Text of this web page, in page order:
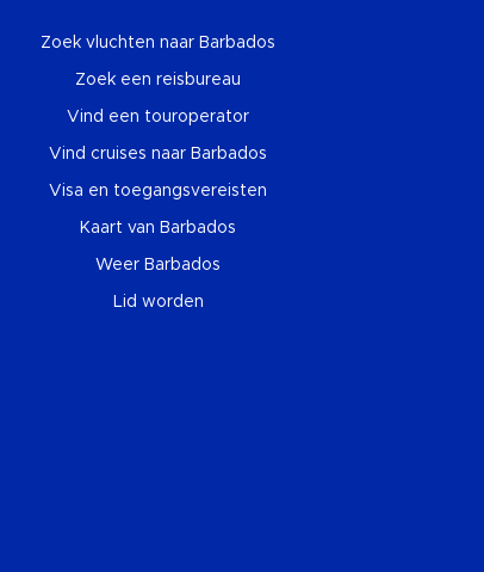
Zoek vluchten naar Barbados
Zoek een reisbureau
Vind een touroperator
Vind cruises naar Barbados
Visa en toegangsvereisten
Kaart van Barbados
Weer Barbados
Lid worden